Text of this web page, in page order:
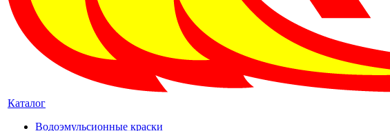
Каталог
Водоэмульсионные краски